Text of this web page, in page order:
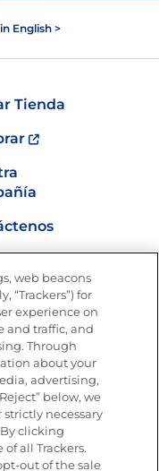
English >
Tienda
Goya®
Especiales y
web beacons
“Trackers”) for
experience on
and traffic, and
Through
about your
advertising,
below, we
strictly necessary
clicking
of all Trackers.
out of the sale